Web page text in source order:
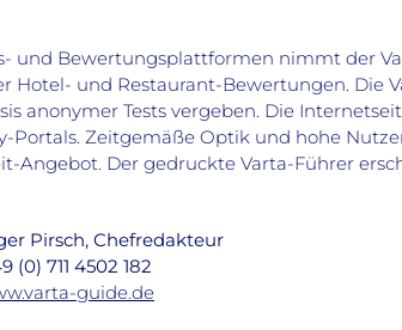
und Bewertungsplattformen nimmt der
und Restaurant-Bewertungen. Die
anonymer Tests vergeben. Die
Portals. Zeitgemäße Optik und hohe
Angebot. Der gedruckte Varta-Führer
Pirsch, Chefredakteur
(0) 711 4502 182
guide.de